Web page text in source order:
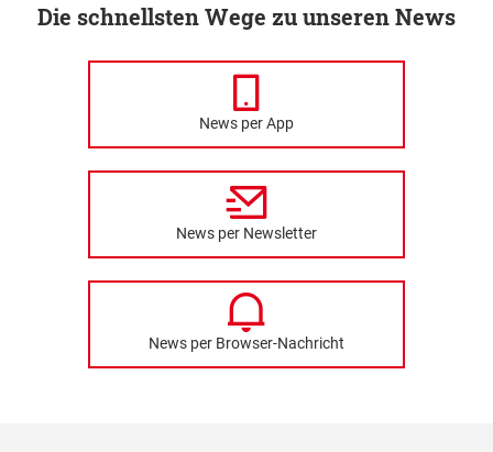
Die schnellsten Wege zu unseren News
News per App
News per Newsletter
News per Browser-Nachricht